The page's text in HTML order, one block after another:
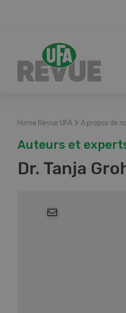
Home Revue UFA > A propos de
Auteurs et
Dr. Tanja